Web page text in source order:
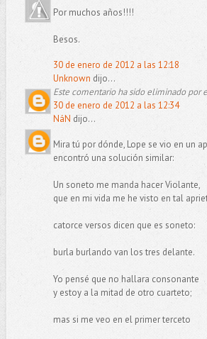
Por muchos años!!!!
Besos.
30 de enero de 2012 a las 12:18
Unknown dijo...
Este comentario ha sido eliminado por
30 de enero de 2012 a las 12:34
NáN dijo...
Mira tú por dónde, Lope se vio en un
encontró una solución similar:
Un soneto me manda hacer Violante,
que en mi vida me he visto en tal
catorce versos dicen que es soneto:
burla burlando van los tres delante.
Yo pensé que no hallara consonante
y estoy a la mitad de otro cuarteto;
mas si me veo en el primer terceto